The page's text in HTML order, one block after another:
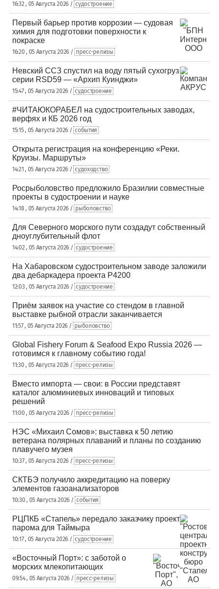
16:32 , 05 Августа 2026 / судостроение
Первый барьер против коррозии — судовая
химия для подготовки поверхности к
покраске
16:20 , 05 Августа 2026 / пресс-релизы
Невский ССЗ спустил на воду пятый сухогруз
серии RSD59 — «Архип Куинджи»
15:47 , 05 Августа 2026 / судостроение
#ЧИТАЮКОРАБЕЛ на судостроительных заводах,
верфях и КБ 2026 год
15:15 , 05 Августа 2026 / события
Открыта регистрация на конференцию «Реки.
Круизы. Маршруты»
14:21 , 05 Августа 2026 / судоходство
Росрыболовство предложило Бразилии совместные
проекты в судостроении и науке
14:18 , 05 Августа 2026 / рыболовство
Для Северного морского пути создадут собственный
дноуглубительный флот
14:02 , 05 Августа 2026 / судостроение
На Хабаровском судостроительном заводе заложили
два дебаркадера проекта Р4200
12:03 , 05 Августа 2026 / судостроение
Приём заявок на участие со стендом в главной
выставке рыбной отрасли заканчивается
11:57 , 05 Августа 2026 / рыболовство
Global Fishery Forum & Seafood Expo Russia 2026 —
готовимся к главному событию года!
11:30 , 05 Августа 2026 / пресс-релизы
Вместо импорта — свои: в России представят
каталог алюминиевых инноваций и типовых
решений
11:00 , 05 Августа 2026 / пресс-релизы
НЭС «Михаил Сомов»: выставка к 50 летию
ветерана полярных плаваний и планы по созданию
плавучего музея
10:37 , 05 Августа 2026 / пресс-релизы
СКТБЭ получило аккредитацию на поверку
элементов газоанализаторов
10:30 , 05 Августа 2026 / события
РЦПКБ «Стапель» передало заказчику проект
парома для Таймыра
10:17 , 05 Августа 2026 / судостроение
«Восточный Порт»: с заботой о
морских млекопитающих
09:54 , 05 Августа 2026 / пресс-релизы